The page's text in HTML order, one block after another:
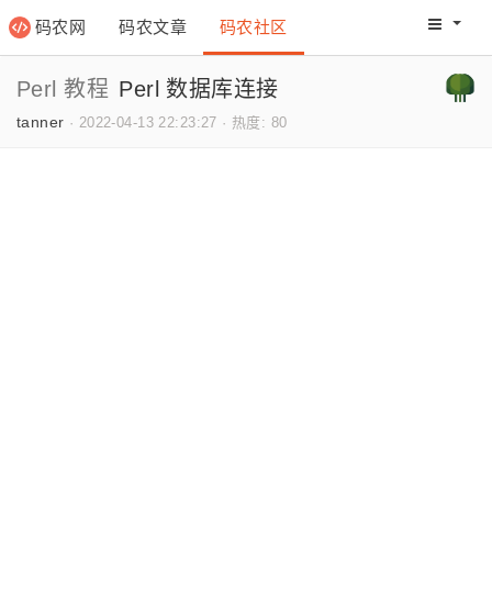
码农网 码农文章 码农社区 码农网
Perl 教程 Perl 数据库连接
tanner · 2022-04-13 22:23:27 · 热度: 80